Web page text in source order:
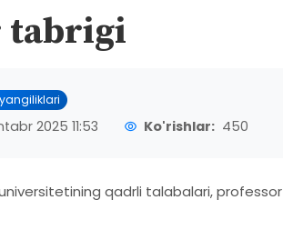
tabrigi
2025 11:53 Ko'rishlar: 450
qadrli talabalari,